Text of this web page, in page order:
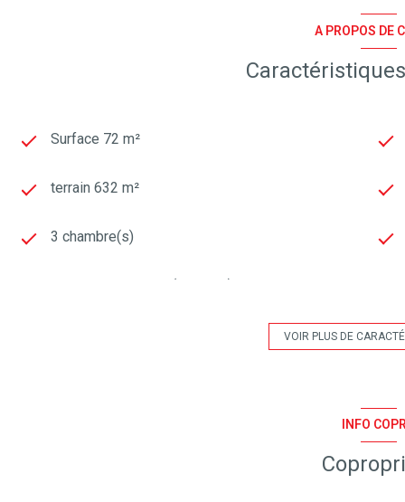
A PROPOS DE
Surface 72 m²
terrain 632 m²
3 chambre(s)
cuisine américaine (équipée)
VOIR PLUS DE
INFO